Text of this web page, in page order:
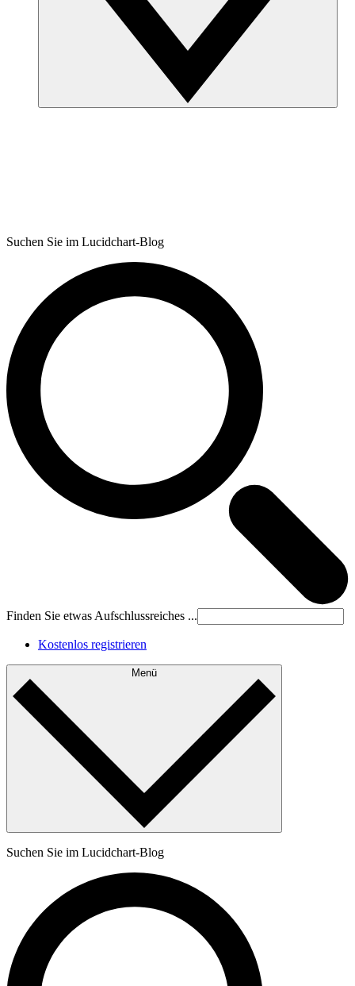
Suchen Sie im Lucidchart-Blog
Finden Sie etwas Aufschlussreiches ...
Kostenlos registrieren
Menü
Suchen Sie im Lucidchart-Blog